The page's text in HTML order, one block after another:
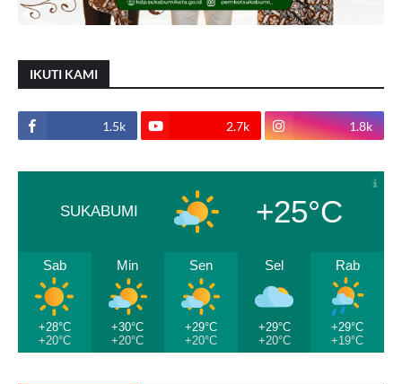
IKUTI KAMI
1.5k 2.7k 1.8k
SUKABUMI +25°C
Sab
+28°C
+20°C
Min
+30°C
+20°C
Sen
+29°C
+20°C
Sel
+29°C
+20°C
Rab
+29°C
+19°C